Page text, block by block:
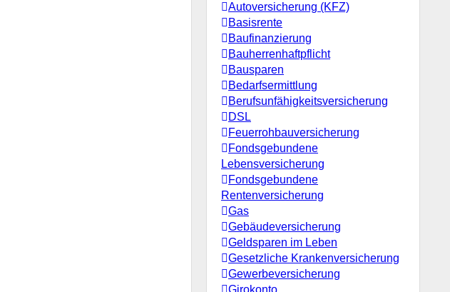
Autoversicherung (KFZ)
Basisrente
Baufinanzierung
Bauherrenhaftpflicht
Bausparen
Bedarfsermittlung
Berufs­unfähigkeitsversicherung
DSL
Feuerrohbauversicherung
Fondsgebundene
Lebensversicherung
Fondsgebundene
Rentenversicherung
Gas
Gebäudeversicherung
Geldsparen im Leben
Gesetzliche Krankenversicherung
Gewerbeversicherung
Girokonto